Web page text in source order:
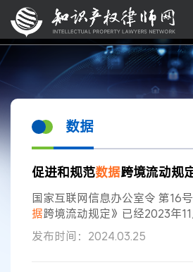
数据
促进和规范数据跨境流动规
国家互联网信息办公室令 第16
据跨境流动规定》已经2023年
信息办公室2023年第26次室务
予公布，自公布之日起施行。 国
发布时间：2024.03.25